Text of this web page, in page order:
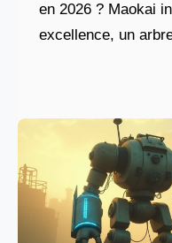
en 2026 ? Maokai
excellence, un